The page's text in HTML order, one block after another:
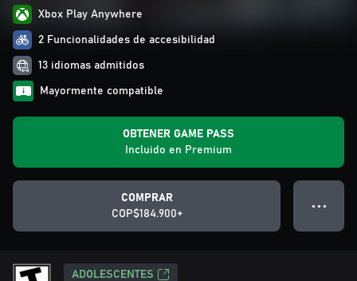
Xbox Play Anywhere
2 Funcionalidades de accesibilidad
13 idiomas admitidos
Mayormente compatible
OBTENER GAME PASS
Incluido en Premium
COMPRAR
COP$184.900+
● ● ●
ADOLESCENTES